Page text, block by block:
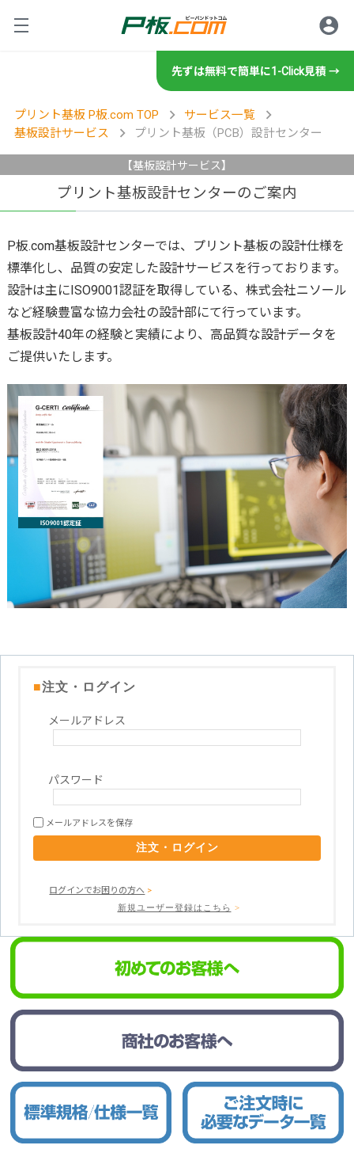
プリント基板の製造・設計・
サービス紹介
基板設計
設計サービスの流れ
技術相談・事前データ確認
設計見積代行サービス
製造サービスの特徴
製造サービスの流れ
製造工場案内
リピート製造サービス
量産コース
フレキシブル基板
メタル放熱基板
特性インピーダンス制御基板
ビルドアップ基板
厚銅基板（大電流基板）
ウルトラクイックコース
デリバリーゼロ
事前データチェック
基板実装
実装サービスの特徴
実装サービスの流れ
実装工場案内
無償提供部品一覧
BGA・CSPリワーキングサービス
部品調達
部品調達
GUGEN Hub（オンライン調達）
開発量産支援
回路設計
開発・量産支援
技術コンサルティング
割引
リピート割引き
ボリュームディスカウント
会社割引
その他サービス
ハーネス加工サービス
メタルマスク製造サービス
パネルdeボード（基板設計）
基板カレンダー（ノベルティ製作）
基板回収リサイクルサポート
初めてのお客様へ
お客様の声
商社・商社経由のお客様
商社のお客様へ
商社経由でのご注文について
操作方法・FAQ
操作ガイド
ご注文時に必要なデータ一覧
一般CADのガーバー出力方法
よくある質問
ログインでお困りの方へ
お問い合わせフォーム
お支払い・出荷
お支払い
グローバル対応サービス
各種伝票発行
営業カレンダー
納期遵守率
規格・書類等
規格／仕様一覧
標準規格／仕様一覧
レポート
発行書類・レポートなど
技術情報・セミナー
技術情報
テクニカルガイド
エレクトロニクスの確かな情報便
技術動画コンテンツ
@ele
無料メールマガジン
セミナー
セミナースケジュール
P板.com活用セミナー
P板.comプライベートセミナー
ツール
部品リスト変換・管理
【AI】部品データシートDL
【AI】ハードウェア設計ツール
P板WEBチェッカー
ロ
ン
先ずは無料で簡単に1-Click見積 →
プリント基板 P板.com TOP
サービス一覧
基板設計サービス
プリント基板（PCB）設計センター
【基板設計サービス】
プリント基板設計センターのご案内
P板.com基板設計センターでは、 プリント基板の設計仕様を
標準化し、品質の安定した設計サービスを行っております。
設計は主にISO9001認証を取得している、株式会社ニソール
など経験豊富な協力会社の設計部にて行っています。
基板設計40年の経験と実績により、高品質な設計データを
ご提供いたします。
■注文・ログイン
メールアドレス
パスワード
メールアドレスを保存
ログインでお困りの方へ >
新規ユーザー登録はこちら >